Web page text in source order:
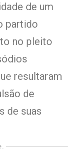
de um
partido
no pleito
resultaram
de
de suas